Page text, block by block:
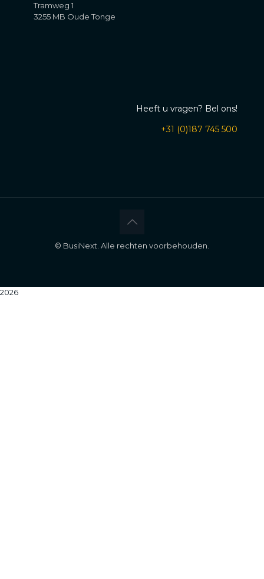
Tramweg 1
3255 MB Oude Tonge
Heeft u vragen? Bel ons!
+31 (0)187 745 500
© BusiNext. Alle rechten voorbehouden.
2026